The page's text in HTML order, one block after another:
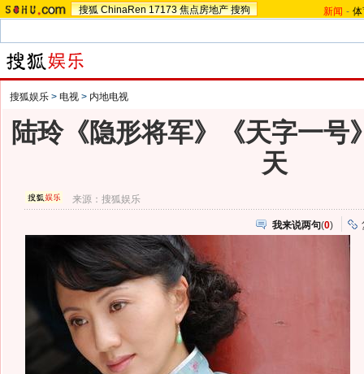
搜狐 ChinaRen 17173 焦点房地产 搜狗 新闻 -
搜狐娱乐 > 电视 > 内地电视
陆玲《隐形将军》《天字一号
天
来源：搜狐娱乐
我来说两句(0)